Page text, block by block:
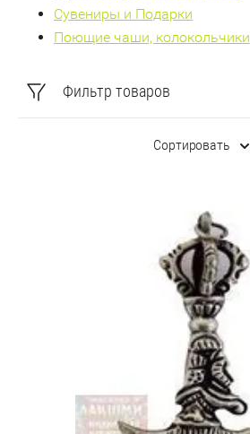
Сувениры и Подарки
Поющие чаши, колокольчики
Фильтр товаров
Сортировать